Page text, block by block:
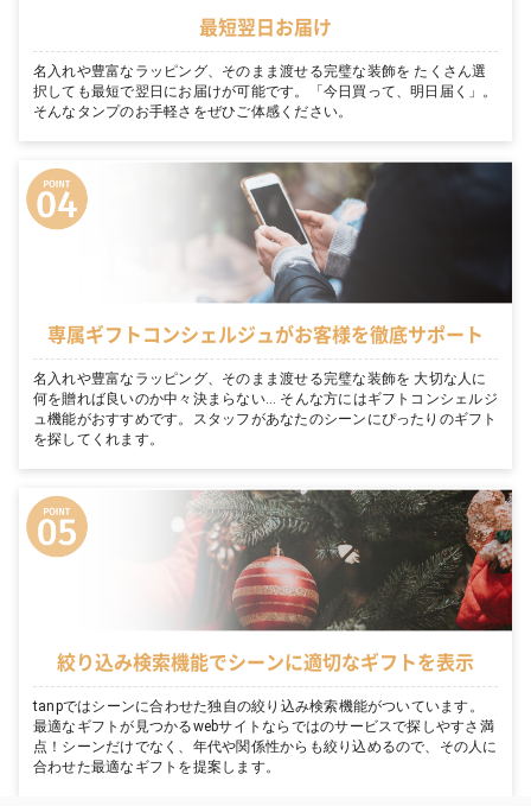
最短翌日お届け
名入れや豊富なラッピング、そのまま渡せる完璧な装飾を たくさん選
択しても最短で翌日にお届けが可能です。「今日買って、明日届く」。
そんなタンプのお手軽さをぜひご体感ください。
専属ギフトコンシェルジュがお客様を徹底サポート
名入れや豊富なラッピング、そのまま渡せる完璧な装飾を 大切な人に
何を贈れば良いのか中々決まらない… そんな方にはギフトコンシェルジ
ュ機能がおすすめです。スタッフがあなたのシーンにぴったりのギフト
を探してくれます。
絞り込み検索機能でシーンに適切なギフトを表示
tanpではシーンに合わせた独自の絞り込み検索機能がついています。
最適なギフトが見つかるwebサイトならではのサービスで探しやすさ満
点！シーンだけでなく、年代や関係性からも絞り込めるので、その人に
合わせた最適なギフトを提案します。